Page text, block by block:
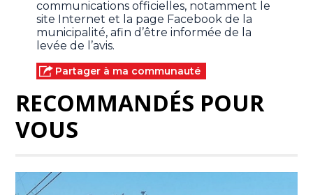
communications officielles, notamment le
site Internet et la page Facebook de la
municipalité, afin d’être informée de la
levée de l’avis.
Partager à ma communauté
RECOMMANDÉS POUR
VOUS